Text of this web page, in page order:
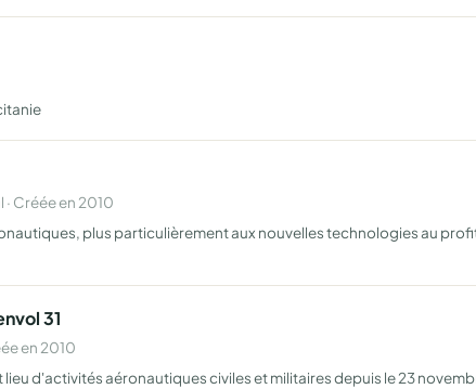
Créée en 2010
plus particulièrement aux nouvelles technologies au
31
en 2010
d'activités aéronautiques civiles et militaires depuis le 23